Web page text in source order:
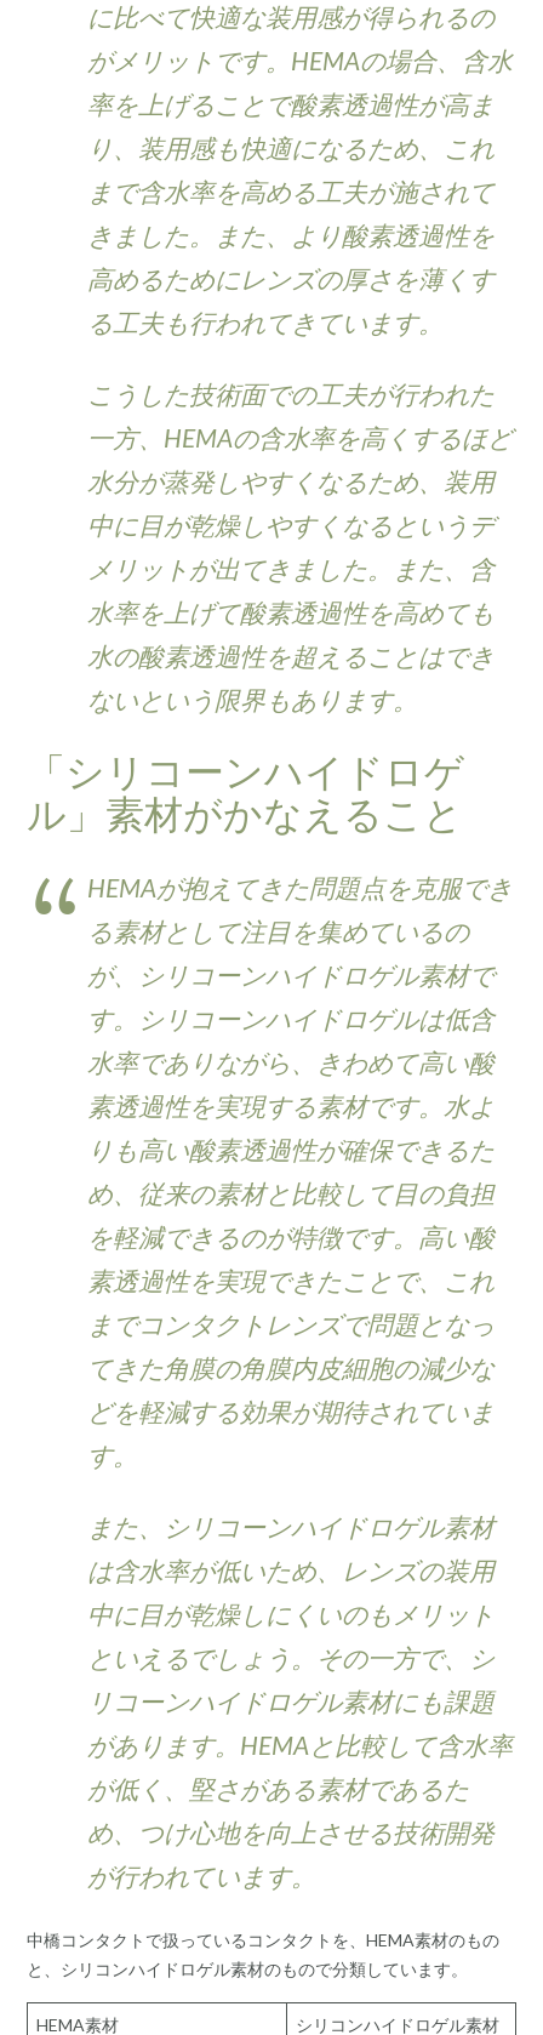
に比べて快適な装用感が得られるの
がメリットです。HEMAの場合、含水
率を上げることで酸素透過性が高ま
り、装用感も快適になるため、これ
まで含水率を高める工夫が施されて
きました。また、より酸素透過性を
高めるためにレンズの厚さを薄くす
る工夫も行われてきています。
こうした技術面での工夫が行われた
一方、HEMAの含水率を高くするほど
水分が蒸発しやすくなるため、装用
中に目が乾燥しやすくなるというデ
メリットが出てきました。また、含
水率を上げて酸素透過性を高めても
水の酸素透過性を超えることはでき
ないという限界もあります。
「シリコーンハイドロゲ
ル」素材がかなえること
HEMAが抱えてきた問題点を克服でき
る素材として注目を集めているの
が、シリコーンハイドロゲル素材で
す。シリコーンハイドロゲルは低含
水率でありながら、きわめて高い酸
素透過性を実現する素材です。水よ
りも高い酸素透過性が確保できるた
め、従来の素材と比較して目の負担
を軽減できるのが特徴です。高い酸
素透過性を実現できたことで、これ
までコンタクトレンズで問題となっ
てきた角膜の角膜内皮細胞の減少な
どを軽減する効果が期待されていま
す。
また、シリコーンハイドロゲル素材
は含水率が低いため、レンズの装用
中に目が乾燥しにくいのもメリット
といえるでしょう。その一方で、シ
リコーンハイドロゲル素材にも課題
があります。HEMAと比較して含水率
が低く、堅さがある素材であるた
め、つけ心地を向上させる技術開発
が行われています。
中橋コンタクトで扱っているコンタクトを、HEMA素材のもの
と、シリコンハイドロゲル素材のもので分類しています。
HEMA素材 シリコンハイドロゲル素材